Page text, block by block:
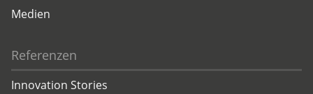
Medien
Referenzen
Innovation Stories